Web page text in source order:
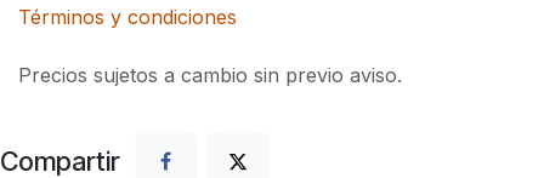
Términos y condiciones
Precios sujetos a cambio sin previo aviso.
Compartir